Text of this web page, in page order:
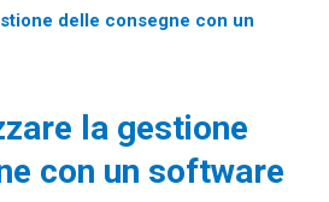
delle consegne con un
la gestione
con un software